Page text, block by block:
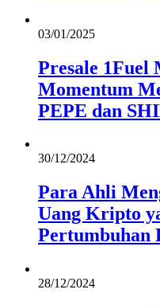
03/01/2025
Presale 1Fuel
Momentum
PEPE dan
30/12/2024
Para Ahli
Uang Kripto
Pertumbuhan
28/12/2024